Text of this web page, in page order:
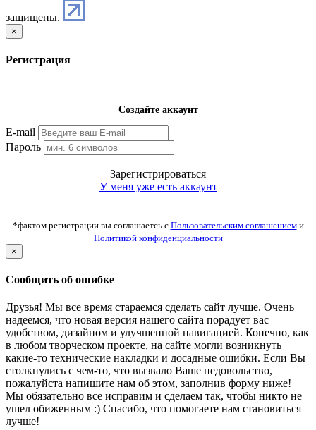
защищены.
×
Регистрация
Создайте аккаунт
E-mail
Пароль
Зарегистрироваться
У меня уже есть аккаунт
*фактом регистрации вы соглашаетсь с Пользовательским соглашениеми
Политикой конфиденциальности
×
Сообщить об ошибке
Друзья! Мы все время стараемся сделать сайт лучше. Очень
надеемся, что новая версия нашего сайта порадует вас
удобством, дизайном и улучшенной навигацией. Конечно, как
в любом творческом проекте, на сайте могли возникнуть
какие-то технические накладки и досадные ошибки. Если Вы
столкнулись с чем-то, что вызвало Ваше недовольство,
пожалуйста напишите нам об этом, заполнив форму ниже!
Мы обязательно все исправим и сделаем так, чтобы никто не
ушел обиженным :) Спасибо, что помогаете нам становиться
лучше!